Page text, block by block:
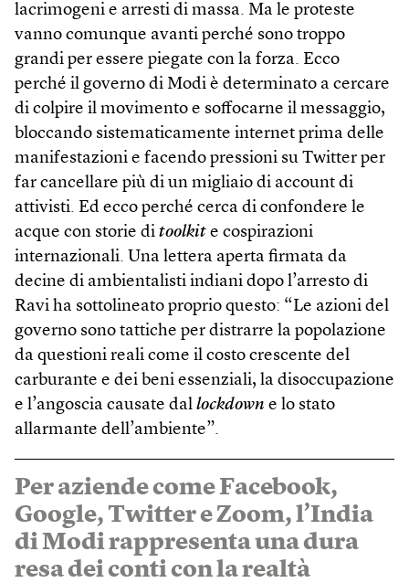
lacrimogeni e arresti di massa. Ma le proteste
vanno comunque avanti perché sono troppo
grandi per essere piegate con la forza. Ecco
perché il governo di Modi è determinato a cercare
di colpire il movimento e soffocarne il messaggio,
bloccando sistematicamente internet prima delle
manifestazioni e facendo pressioni su Twitter per
far cancellare più di un migliaio di account di
attivisti. Ed ecco perché cerca di confondere le
acque con storie di toolkit e cospirazioni
internazionali. Una lettera aperta firmata da
decine di ambientalisti indiani dopo l’arresto di
Ravi ha sottolineato proprio questo: “Le azioni del
governo sono tattiche per distrarre la popolazione
da questioni reali come il costo crescente del
carburante e dei beni essenziali, la disoccupazione
e l’angoscia causate dal lockdown e lo stato
allarmante dell’ambiente”.
Per aziende come Facebook,
Google, Twitter e Zoom, l’India
di Modi rappresenta una dura
resa dei conti con la realtà